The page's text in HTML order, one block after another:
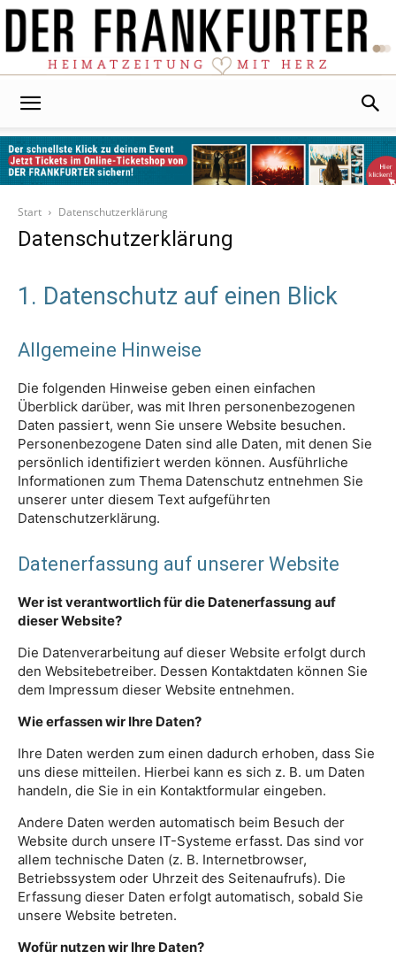
Start
Datenschutzerklärung
Datenschutzerklärung
1. Datenschutz auf einen Blick
Allgemeine Hinweise
Die folgenden Hinweise geben einen einfachen
Überblick darüber, was mit Ihren personenbezogenen
Daten passiert, wenn Sie unsere Website besuchen.
Personenbezogene Daten sind alle Daten, mit denen Sie
persönlich identifiziert werden können. Ausführliche
Informationen zum Thema Datenschutz entnehmen Sie
unserer unter diesem Text aufgeführten
Datenschutzerklärung.
Datenerfassung auf unserer Website
Wer ist verantwortlich für die Datenerfassung auf
dieser Website?
Die Datenverarbeitung auf dieser Website erfolgt durch
den Websitebetreiber. Dessen Kontaktdaten können Sie
dem Impressum dieser Website entnehmen.
Wie erfassen wir Ihre Daten?
Ihre Daten werden zum einen dadurch erhoben, dass Sie
uns diese mitteilen. Hierbei kann es sich z. B. um Daten
handeln, die Sie in ein Kontaktformular eingeben.
Andere Daten werden automatisch beim Besuch der
Website durch unsere IT-Systeme erfasst. Das sind vor
allem technische Daten (z. B. Internetbrowser,
Betriebssystem oder Uhrzeit des Seitenaufrufs). Die
Erfassung dieser Daten erfolgt automatisch, sobald Sie
unsere Website betreten.
Wofür nutzen wir Ihre Daten?